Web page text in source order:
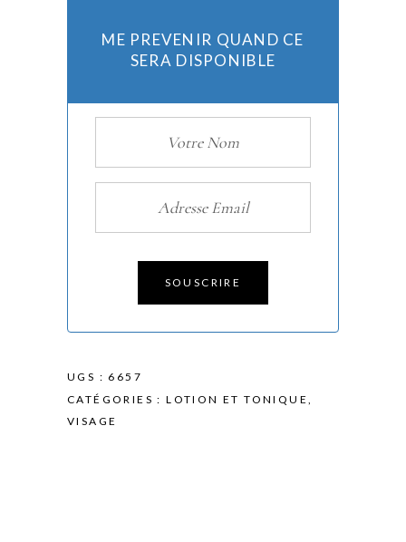
ME PREVENIR QUAND CE
SERA DISPONIBLE
SOUSCRIRE
UGS : 6657
CATÉGORIES :LOTION ET TONIQUE
VISAGE